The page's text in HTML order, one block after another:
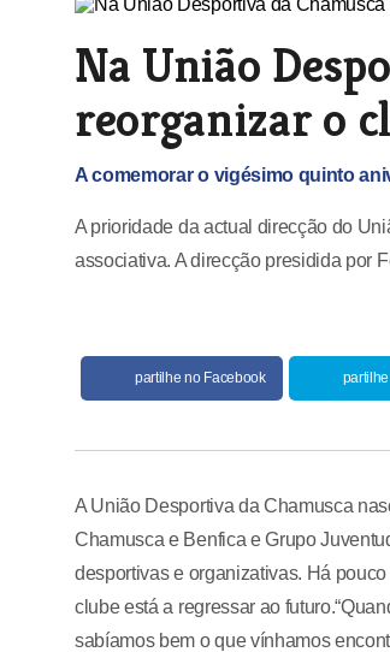
Na União
reorganizar o
A comemorar o vigésimo quinto
A prioridade da actual direcção do
associativa. A direcção presidida por
partilhe no Facebook
A União Desportiva da Chamusca
Chamusca e Benfica e Grupo
desportivas e organizativas. Há
clube está a regressar ao
sabíamos bem o que vínhamos